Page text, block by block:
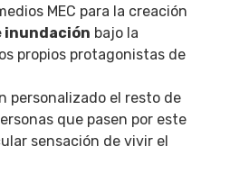
MEC para la creación
inundación bajo la
propios protagonistas de
personalizado el resto de
que pasen por este
sensación de vivir el